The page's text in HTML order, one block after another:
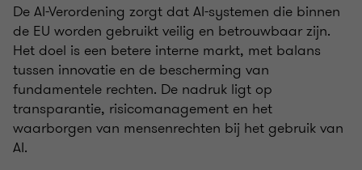
De AI-Verordening zorgt dat AI-systemen die binnen
de EU worden gebruikt veilig en betrouwbaar zijn.
Het doel is een betere interne markt, met balans
tussen innovatie en de bescherming van
fundamentele rechten. De nadruk ligt op
transparantie, risicomanagement en het
waarborgen van mensenrechten bij het gebruik van
AI.